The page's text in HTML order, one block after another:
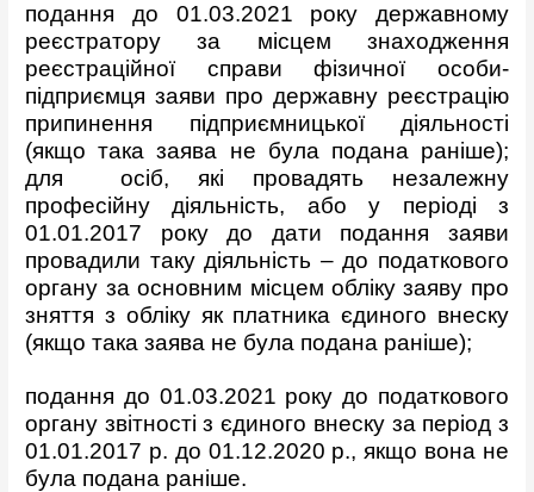
подання до 01.03.2021 року державному
реєстратору за місцем знаходження
реєстраційної справи фізичної особи-
підприємця заяви про державну реєстрацію
припинення підприємницької діяльності
(якщо така заява не була подана раніше);
для осіб, які провадять незалежну
професійну діяльність, або у періоді з
01.01.2017 року до дати подання заяви
провадили таку діяльність – до податкового
органу за основним місцем обліку заяву про
зняття з обліку як платника єдиного внеску
(якщо така заява не була подана раніше);
подання до 01.03.2021 року до податкового
органу звітності з єдиного внеску за період з
01.01.2017 р. до 01.12.2020 р., якщо вона не
була подана раніше.